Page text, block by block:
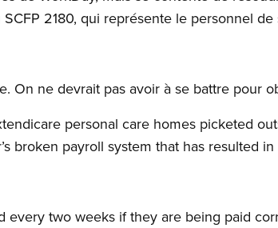
2180, qui représente le personnel
On ne devrait pas avoir à se battre pour
personal care homes picketed
broken payroll system that has resulted
every two weeks if they are being paid